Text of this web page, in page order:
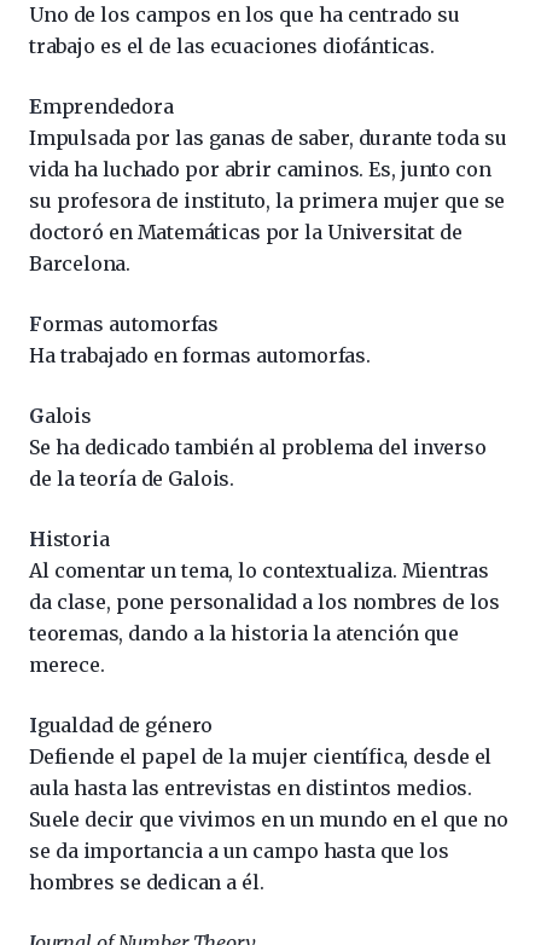
Uno de los campos en los que ha centrado su
trabajo es el de las ecuaciones diofánticas.
Emprendedora
Impulsada por las ganas de saber, durante toda su
vida ha luchado por abrir caminos. Es, junto con
su profesora de instituto, la primera mujer que se
doctoró en Matemáticas por la Universitat de
Barcelona.
Formas automorfas
Ha trabajado en formas automorfas.
Galois
Se ha dedicado también al problema del inverso
de la teoría de Galois.
Historia
Al comentar un tema, lo contextualiza. Mientras
da clase, pone personalidad a los nombres de los
teoremas, dando a la historia la atención que
merece.
Igualdad de género
Defiende el papel de la mujer científica, desde el
aula hasta las entrevistas en distintos medios.
Suele decir que vivimos en un mundo en el que no
se da importancia a un campo hasta que los
hombres se dedican a él.